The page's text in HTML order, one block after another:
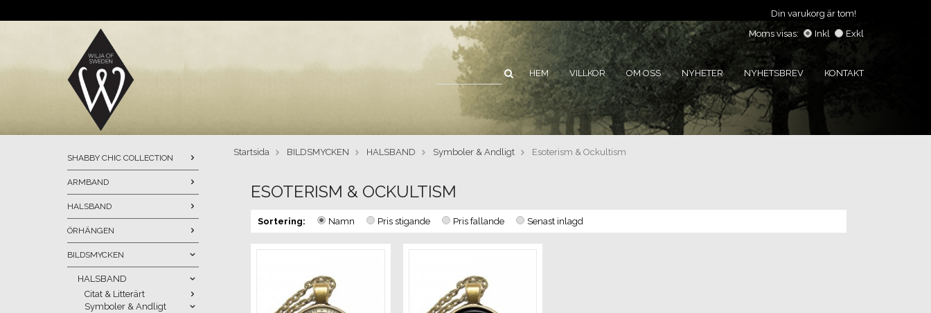
Din varukorg är tom!
Moms visas:
Inkl Exkl
HEM VILLKOR OM OSS NYHETER NYHETSBREV KONTAKT
SHABBY CHIC COLLECTION
ARMBAND
HALSBAND
ÖRHÄNGEN
BILDSMYCKEN
HALSBAND
Citat & Litterärt
Symboler & Andligt
Startsida BILDSMYCKEN HALSBAND Symboler & Andligt Esoterism & Ockultism
ESOTERISM & OCKULTISM
Sortering: Namn Pris stigande Pris fallande Senast inlagd